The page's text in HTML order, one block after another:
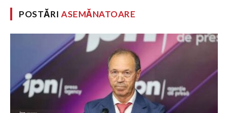
POSTĂRIASEMĂNATOARE